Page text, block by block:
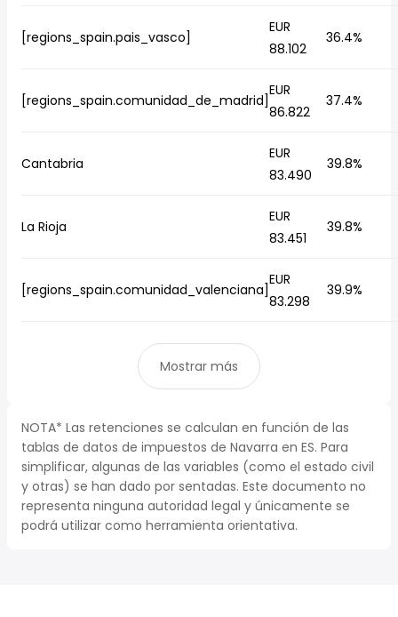
[regions_spain.pais_vasco]
EUR
88.102
36.4%
[regions_spain.comunidad_de_madrid]
EUR
86.822
37.4%
Cantabria
EUR
83.490
39.8%
La Rioja
EUR
83.451
39.8%
[regions_spain.comunidad_valenciana]
EUR
83.298
39.9%
Mostrar más
NOTA* Las retenciones se calculan en función de las
tablas de datos de impuestos de Navarra en ES. Para
simplificar, algunas de las variables (como el estado civil
y otras) se han dado por sentadas. Este documento no
representa ninguna autoridad legal y únicamente se
podrá utilizar como herramienta orientativa.